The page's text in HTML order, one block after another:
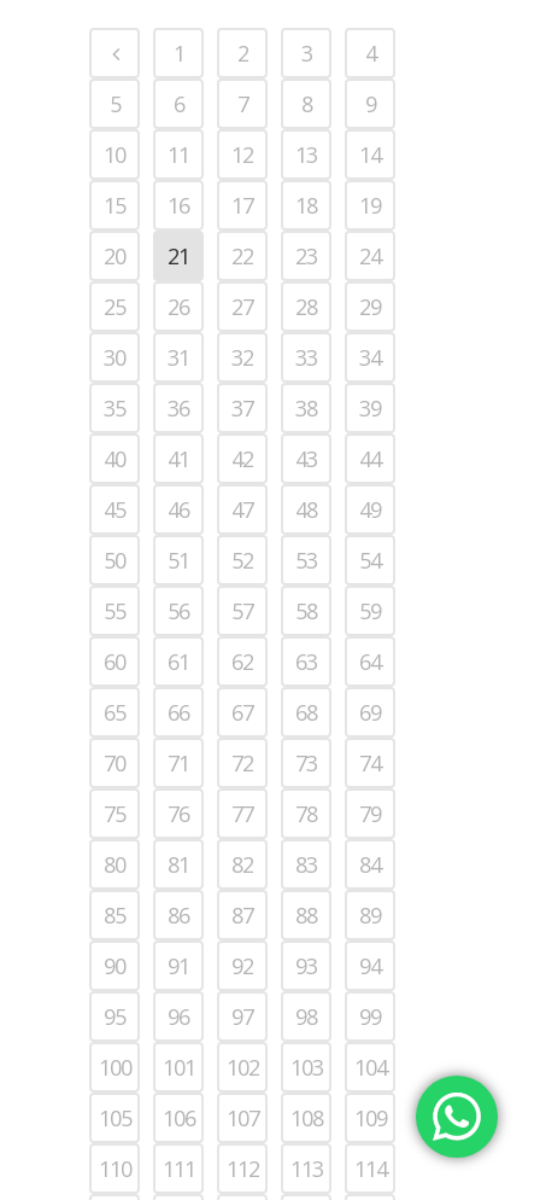
1 2 3
4
5
6 7 8
9
10
11 12 13
14
15
16 17 18
19
20
21 22 23
24
25
26 27 28
29
30
31 32 33
34
35
36 37 38
39
40
41 42 43
44
45
46 47 48
49
50
51 52 53
54
55
56 57 58
59
60
61 62 63
64
65
66 67 68
69
70
71 72 73
74
75
76 77 78
79
80
81 82 83
84
85
86 87 88
89
90
91 92 93
94
95
96 97 98
99
100
101 102 103
104
105
106 107 108
109
110
111 112 113 114